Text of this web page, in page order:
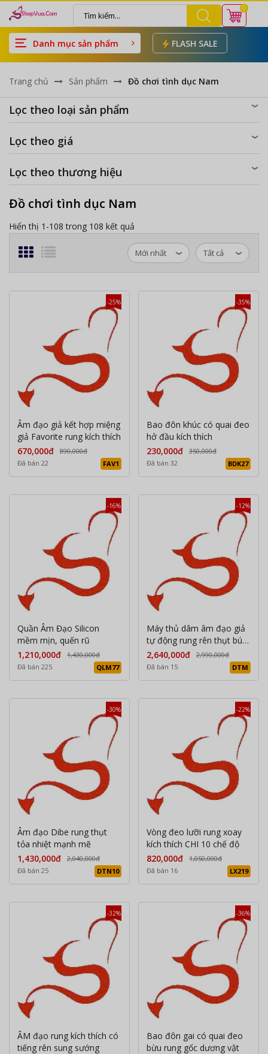
0
Danh mục sản phẩm FLASH SALE
Trang chủ Sản phẩm Đồ chơi tình dục Nam
Lọc theo loại sản phẩm
Lọc theo giá
Lọc theo thương hiệu
Đồ chơi tình dục Nam
Hiển thị 1-108 trong 108 kết quả
-25%
Âm đạo giả kết hợp miệng
giả Favorite rung kích thích
670,000đ
890,000đ
Đã bán 22
FAV1
-35%
Bao đôn khúc có quai đeo
hở đầu kích thích
230,000đ
350,000đ
Đã bán 32
BDK27
-16%
Quần Âm Đạo Silicon
mềm mịn, quến rũ
1,210,000đ
1,430,000đ
Đã bán 225
QLM77
-12%
Máy thủ dâm âm đạo giả
tự động rung rên thụt bú
mút Dreep Throat
Masturbation Cup cao cấp
2,640,000đ
2,990,000đ
Đã bán 15
DTM
-30%
Âm đạo Dibe rung thụt
tỏa nhiệt mạnh mẽ
1,430,000đ
2,040,000đ
Đã bán 25
DTN10
-22%
Vòng đeo lưỡi rung xoay
kích thích CHI 10 chế độ
820,000đ
1,050,000đ
Đã bán 16
LX219
-32%
ÂM đạo rung kích thích có
tiếng rên sung sướng
-36%
Bao đôn gai có quai đeo
bừu rung gốc dương vật